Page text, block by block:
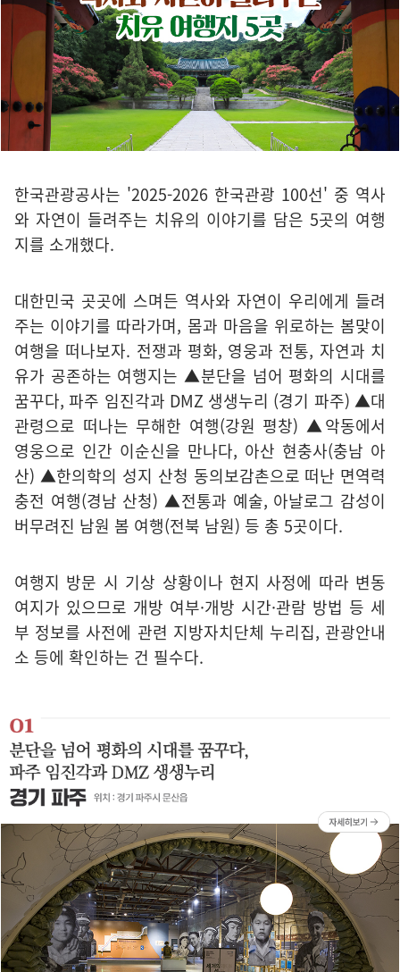
한국관광공사는 '2025-2026 한국관광 100선' 중 역사
와 자연이 들려주는 치유의 이야기를 담은 5곳의 여행
지를 소개했다.
대한민국 곳곳에 스며든 역사와 자연이 우리에게 들려
주는 이야기를 따라가며, 몸과 마음을 위로하는 봄맞이
여행을 떠나보자. 전쟁과 평화, 영웅과 전통, 자연과 치
유가 공존하는 여행지는 ▲분단을 넘어 평화의 시대를
꿈꾸다, 파주 임진각과 DMZ 생생누리 (경기 파주) ▲대
관령으로 떠나는 무해한 여행(강원 평창) ▲악동에서
영웅으로 인간 이순신을 만나다, 아산 현충사(충남 아
산) ▲한의학의 성지 산청 동의보감촌으로 떠난 면역력
충전 여행(경남 산청) ▲전통과 예술, 아날로그 감성이
버무려진 남원 봄 여행(전북 남원) 등 총 5곳이다.
여행지 방문 시 기상 상황이나 현지 사정에 따라 변동
여지가 있으므로 개방 여부·개방 시간·관람 방법 등 세
부 정보를 사전에 관련 지방자치단체 누리집, 관광안내
소 등에 확인하는 건 필수다.